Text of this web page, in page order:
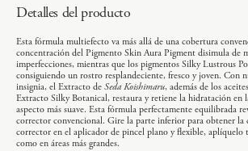
Detalles del producto
Esta fórmula multiefecto va más allá de una cobertura
concentración del Pigmento Skin Aura Pigment disimula de
imperfecciones, mientras que los pigmentos Silky Lustrous
consiguiendo un rostro resplandeciente, fresco y joven. Con
insignia, el Extracto de Seda Koishimaru, además de los
Extracto Silky Botanical, restaura y retiene la hidratación en
aspecto más suave. Esta fórmula perfectamente equilibrada
corrector convencional. Gire la parte inferior para obtener la
corrector en el aplicador de pincel plano y flexible, aplíquelo
como en áreas más grandes.